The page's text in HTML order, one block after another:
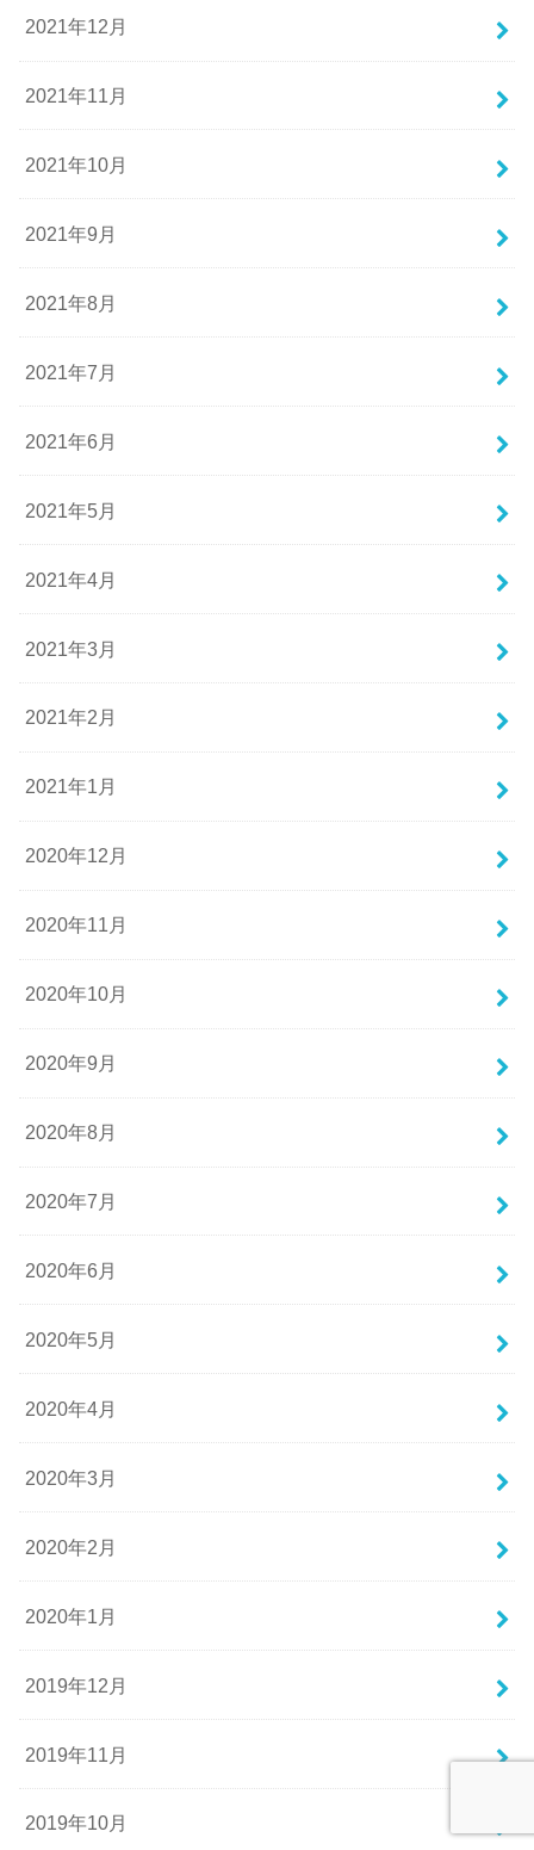
2021年12月
2021年11月
2021年10月
2021年9月
2021年8月
2021年7月
2021年6月
2021年5月
2021年4月
2021年3月
2021年2月
2021年1月
2020年12月
2020年11月
2020年10月
2020年9月
2020年8月
2020年7月
2020年6月
2020年5月
2020年4月
2020年3月
2020年2月
2020年1月
2019年12月
2019年11月
2019年10月